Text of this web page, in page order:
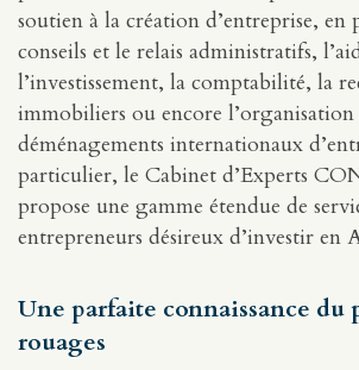
soutien à la création d’entreprise, en
conseils et le relais administratifs,
l’investissement, la comptabilité, la
immobiliers ou encore l’organisation
déménagements internationaux
particulier, le Cabinet d’Experts
propose une gamme étendue de
entrepreneurs désireux d’investir en
Une parfaite connaissance du
rouages